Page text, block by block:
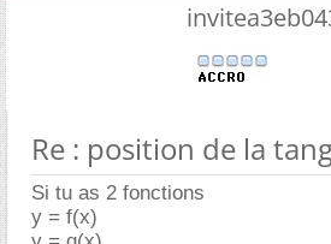
Re : position de la
Si tu as 2 fonctions
y = f(x)